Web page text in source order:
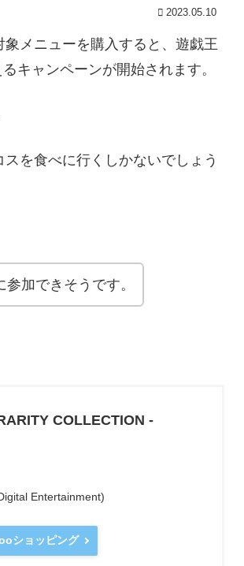
2023.05.10
メニューを購入すると、遊戯王
キャンペーンが開始されます。
を食べに行くしかないでしょう
加できそうです。
COLLECTION -
Entertainment)
ショッピング